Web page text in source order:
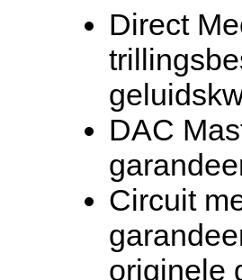
Direct
DAC
Circuit
originele